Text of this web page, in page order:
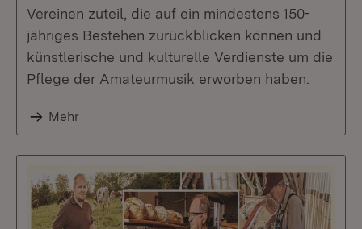
Vereinen zuteil, die auf ein mindestens 150-
jähriges Bestehen zurückblicken können und
künstlerische und kulturelle Verdienste um die
Pflege der Amateurmusik erworben haben.
Mehr